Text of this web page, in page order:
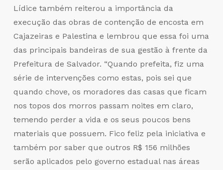
Lídice também reiterou a importância da
execução das obras de contenção de encosta em
Cajazeiras e Palestina e lembrou que essa foi uma
das principais bandeiras de sua gestão à frente da
Prefeitura de Salvador. “Quando prefeita, fiz uma
série de intervenções como estas, pois sei que
quando chove, os moradores das casas que ficam
nos topos dos morros passam noites em claro,
temendo perder a vida e os seus poucos bens
materiais que possuem. Fico feliz pela iniciativa e
também por saber que outros R$ 156 milhões
serão aplicados pelo governo estadual nas áreas